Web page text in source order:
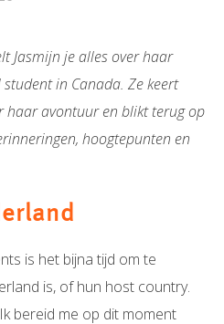
Jasmijn je alles over haar
in Canada. Ze keert
haar avontuur en blikt terug op
hoogtepunten en
is het bijna tijd om te
is, of hun host country.
bereid me op dit moment